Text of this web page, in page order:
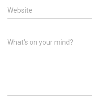
Website
What's on your mind?